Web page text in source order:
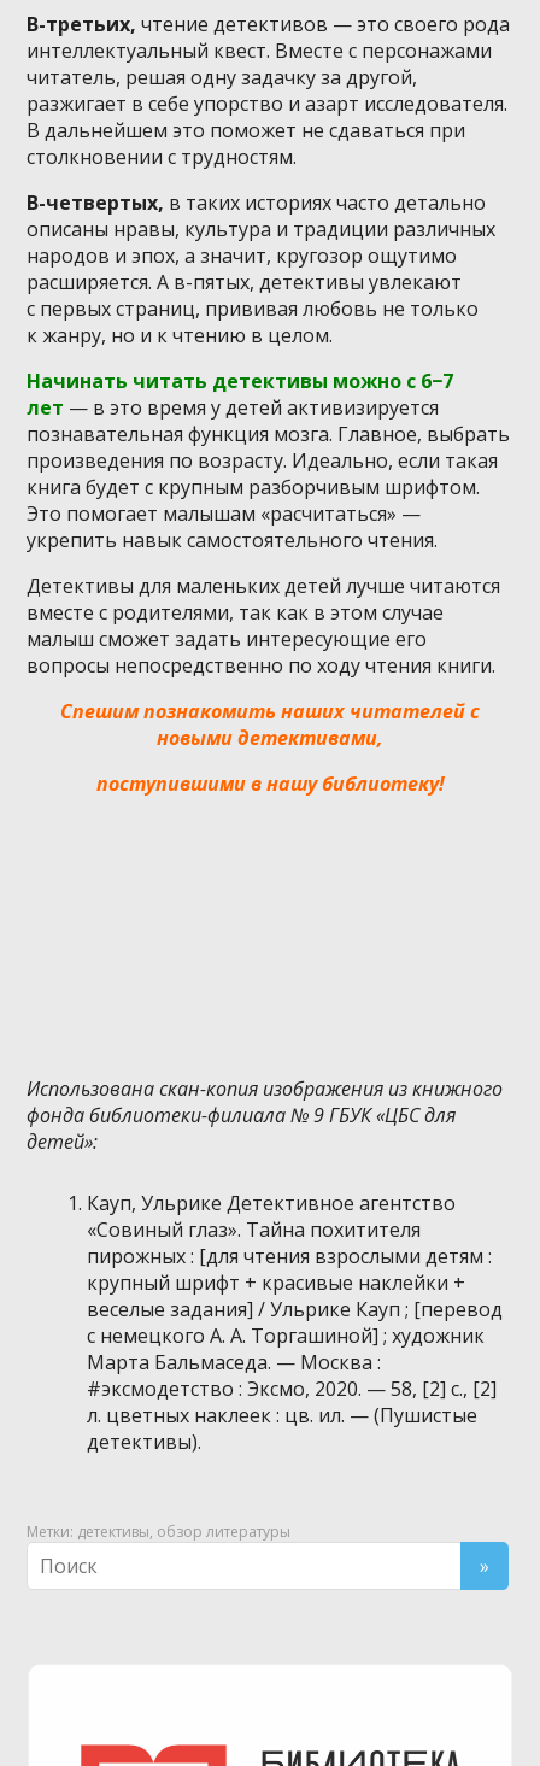
В-третьих,чтение детективов — это своего рода
интеллектуальный квест. Вместе с персонажами
читатель, решая одну задачку за другой,
разжигает в себе упорство и азарт исследователя.
В дальнейшем это поможет не сдаваться при
столкновении с трудностям.
В-четвертых, в таких историях часто детально
описаны нравы, культура и традиции различных
народов и эпох, а значит, кругозор ощутимо
расширяется. А в-пятых, детективы увлекают
с первых страниц, прививая любовь не только
к жанру, но и к чтению в целом.
Начинать читать детективы можно с 6−7
лет — в это время у детей активизируется
познавательная функция мозга. Главное, выбрать
произведения по возрасту. Идеально, если такая
книга будет с крупным разборчивым шрифтом.
Это помогает малышам «расчитаться» —
укрепить навык самостоятельного чтения.
Детективы для маленьких детей лучше читаются
вместе с родителями, так как в этом случае
малыш сможет задать интересующие его
вопросы непосредственно по ходу чтения книги.
Спешим познакомить наших читателей с
новыми детективами,
поступившими в нашу библиотеку!
Использована скан-копия изображения из книжного
фонда библиотеки-филиала № 9 ГБУК «ЦБС для
детей»:
Кауп, Ульрике Детективное агентство
«Совиный глаз». Тайна похитителя
пирожных : [для чтения взрослыми детям :
крупный шрифт + красивые наклейки +
веселые задания] / Ульрике Кауп ; [перевод
с немецкого А. А. Торгашиной] ; художник
Марта Бальмаседа. — Москва :
#эксмодетство : Эксмо, 2020. — 58, [2] с., [2]
л. цветных наклеек : цв. ил. — (Пушистые
детективы).
Метки: детективы, обзор литературы